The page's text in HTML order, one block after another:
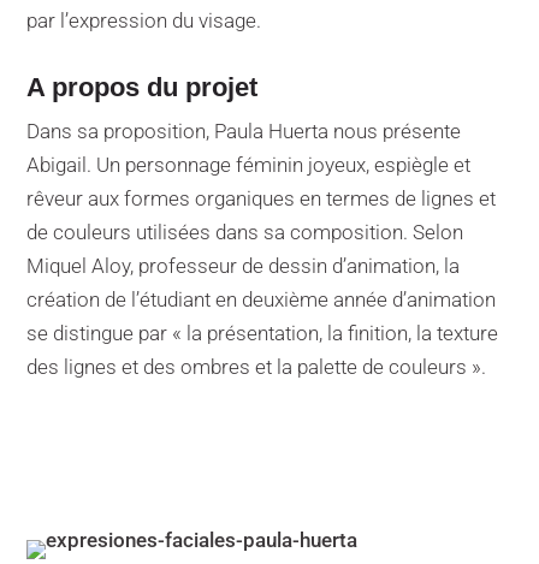
par l’expression du visage.
A propos du projet
Dans sa proposition, Paula Huerta nous présente
Abigail. Un personnage féminin joyeux, espiègle et
rêveur aux formes organiques en termes de lignes et
de couleurs utilisées dans sa composition. Selon
Miquel Aloy, professeur de dessin d’animation, la
création de l’étudiant en deuxième année d’animation
se distingue par « la présentation, la finition, la texture
des lignes et des ombres et la palette de couleurs ».